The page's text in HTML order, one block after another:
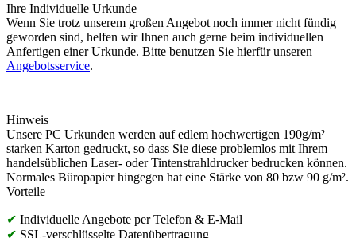
Ihre Individuelle Urkunde
Wenn Sie trotz unserem großen Angebot noch immer nicht fündig
geworden sind, helfen wir Ihnen auch gerne beim individuellen
Anfertigen einer Urkunde. Bitte benutzen Sie hierfür unseren
Angebotsservice.
Hinweis
Unsere PC Urkunden werden auf edlem hochwertigen 190g/m²
starken Karton gedruckt, so dass Sie diese problemlos mit Ihrem
handelsüblichen Laser- oder Tintenstrahldrucker bedrucken können.
Normales Büropapier hingegen hat eine Stärke von 80 bzw 90 g/m².
Vorteile
✔ Individuelle Angebote per Telefon & E-Mail
✔ SSL-verschlüsselte Datenübertragung